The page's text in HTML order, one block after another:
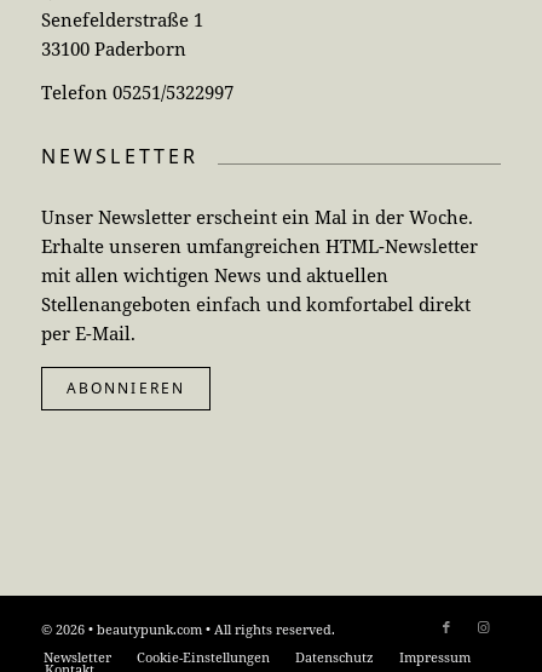
Senefelderstraße 1
33100 Paderborn
Telefon 05251/5322997
NEWSLETTER
Unser Newsletter erscheint ein Mal in der Woche.
Erhalte unseren umfangreichen HTML-Newsletter
mit allen wichtigen News und aktuellen
Stellenangeboten einfach und komfortabel direkt
per E-Mail.
ABONNIEREN
© 2026 • beautypunk.com • All rights reserved.
Newsletter
Cookie-Einstellungen Datenschutz Impressum